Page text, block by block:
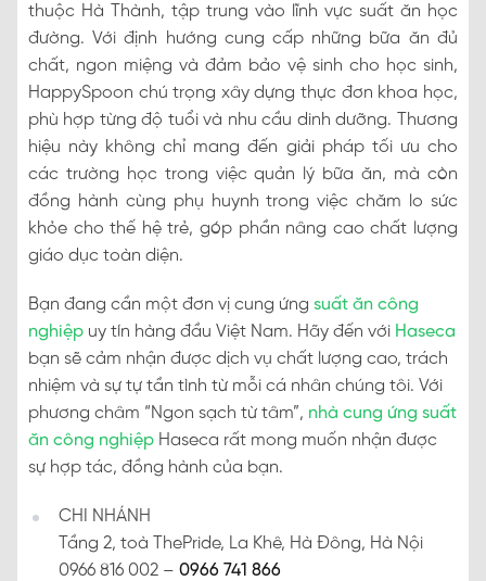
thuộc Hà Thành, tập trung vào lĩnh vực suất ăn học
đường. Với định hướng cung cấp những bữa ăn đủ
chất, ngon miệng và đảm bảo vệ sinh cho học sinh,
HappySpoon chú trọng xây dựng thực đơn khoa học,
phù hợp từng độ tuổi và nhu cầu dinh dưỡng. Thương
hiệu này không chỉ mang đến giải pháp tối ưu cho
các trường học trong việc quản lý bữa ăn, mà còn
đồng hành cùng phụ huynh trong việc chăm lo sức
khỏe cho thế hệ trẻ, góp phần nâng cao chất lượng
giáo dục toàn diện.
Bạn đang cần một đơn vị cung ứng suất ăn công
nghiệp uy tín hàng đầu Việt Nam. Hãy đến với Haseca
bạn sẽ cảm nhận được dịch vụ chất lượng cao, trách
nhiệm và sự tự tần tình từ mỗi cá nhân chúng tôi. Với
phương châm “Ngon sạch từ tâm”, nhà cung ứng suất
ăn công nghiệp Haseca rất mong muốn nhận được
sự hợp tác, đồng hành của bạn.
CHI NHÁNH
Tầng 2, toà ThePride, La Khê, Hà Đông, Hà Nội
0966 816 002 – 0966 741 866